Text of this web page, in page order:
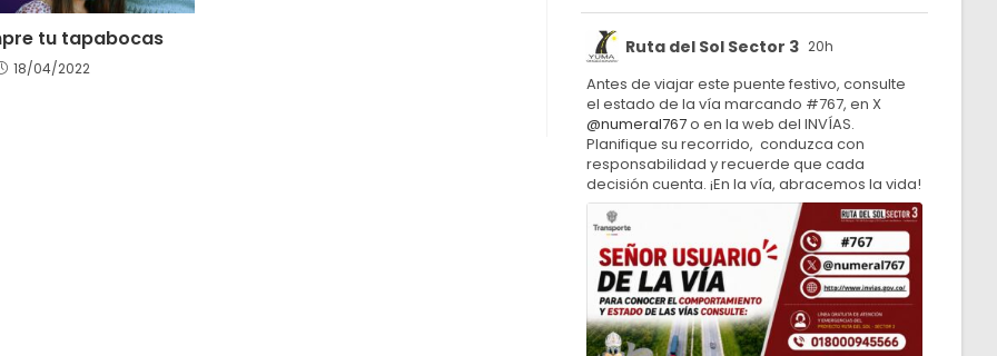
tu tapabocas
18/04/2022
Ruta del Sol Sector 3 20h
Antes de viajar este puente festivo, consulte
el estado de la vía marcando #767, en X
@numeral767o en la web del INVÍAS.
Planifique su recorrido, conduzca con
responsabilidad y recuerde que cada
decisión cuenta. ¡En la vía, abracemos la vida!